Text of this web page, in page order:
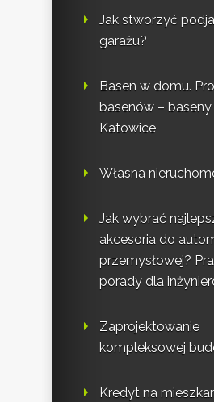
Jak stworzyć
garażu?
Basen w domu.
basenów –
Katowice
Własna
Jak wybrać
akcesoria do
przemysłowej?
porady dla
Zaprojektowanie
kompleksowej
Kredyt na